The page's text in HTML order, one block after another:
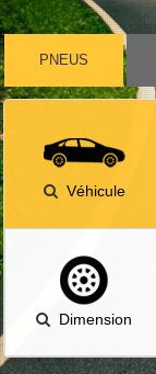
PNEUS
Véhicule
Dimension